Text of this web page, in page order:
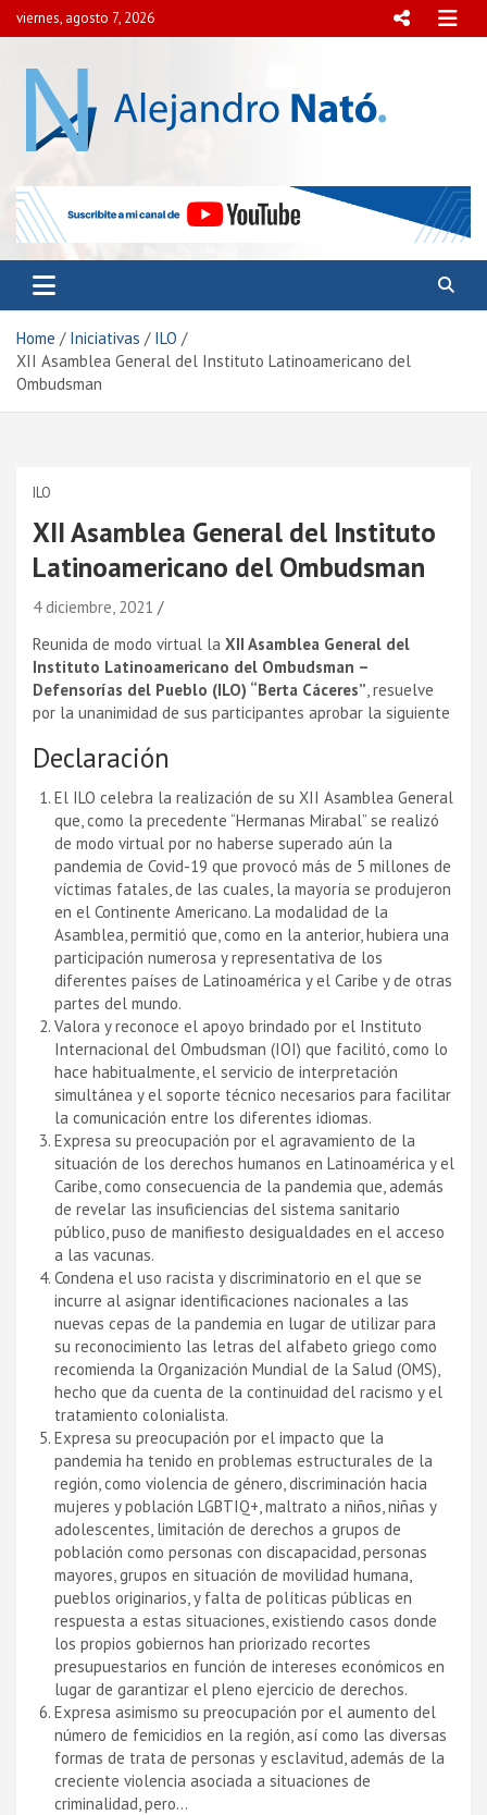
Skip
to
viernes, agosto 7, 2026
Alejandro Nató
la Democracia y la Paz Social.
Home Iniciativas
ILO
XII Asamblea General del Instituto Latinoamericano del
Ombudsman
ILO
XII Asamblea General del Instituto
Latinoamericano del Ombudsman
4 diciembre, 2021
Reunida de modo virtual la XII Asamblea General del
Instituto Latinoamericano del Ombudsman –
Defensorías del Pueblo (ILO) “Berta Cáceres” , resuelve
por la unanimidad de sus participantes aprobar la siguiente
Declaración
El ILO celebra la realización de su XII Asamblea General
que, como la precedente “Hermanas Mirabal” se realizó
de modo virtual por no haberse superado aún la
pandemia de Covid-19 que provocó más de 5 millones de
víctimas fatales, de las cuales, la mayoría se produjeron
en el Continente Americano. La modalidad de la
Asamblea, permitió que, como en la anterior, hubiera una
participación numerosa y representativa de los
diferentes países de Latinoamérica y el Caribe y de otras
partes del mundo.
Valora y reconoce el apoyo brindado por el Instituto
Internacional del Ombudsman (IOI) que facilitó, como lo
hace habitualmente, el servicio de interpretación
simultánea y el soporte técnico necesarios para facilitar
la comunicación entre los diferentes idiomas.
Expresa su preocupación por el agravamiento de la
situación de los derechos humanos en Latinoamérica y el
Caribe, como consecuencia de la pandemia que, además
de revelar las insuficiencias del sistema sanitario
público, puso de manifiesto desigualdades en el acceso
a las vacunas.
Condena el uso racista y discriminatorio en el que se
incurre al asignar identificaciones nacionales a las
nuevas cepas de la pandemia en lugar de utilizar para
su reconocimiento las letras del alfabeto griego como
recomienda la Organización Mundial de la Salud (OMS),
hecho que da cuenta de la continuidad del racismo y el
tratamiento colonialista.
Expresa su preocupación por el impacto que la
pandemia ha tenido en problemas estructurales de la
región, como violencia de género, discriminación hacia
mujeres y población LGBTIQ+, maltrato a niños, niñas y
adolescentes, limitación de derechos a grupos de
población como personas con discapacidad, personas
mayores, grupos en situación de movilidad humana,
pueblos originarios, y falta de políticas públicas en
respuesta a estas situaciones, existiendo casos donde
los propios gobiernos han priorizado recortes
presupuestarios en función de intereses económicos en
lugar de garantizar el pleno ejercicio de derechos.
Expresa asimismo su preocupación por el aumento del
número de femicidios en la región, así como las diversas
formas de trata de personas y esclavitud, además de la
creciente violencia asociada a situaciones de
criminalidad, pero…